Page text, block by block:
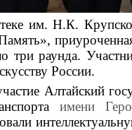
им. Н.К.
три раунда.
России.
Алтайский
имени